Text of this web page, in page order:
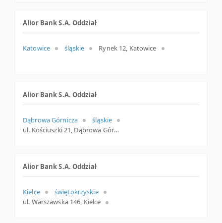
Alior Bank S.A. Oddział
Katowice śląskie Rynek 12, Katowice
Alior Bank S.A. Oddział
Dąbrowa Górnicza
śląskie
ul. Kościuszki 21, Dąbrowa Górnicza
Alior Bank S.A. Oddział
Kielce
świętokrzyskie
ul. Warszawska 146, Kielce